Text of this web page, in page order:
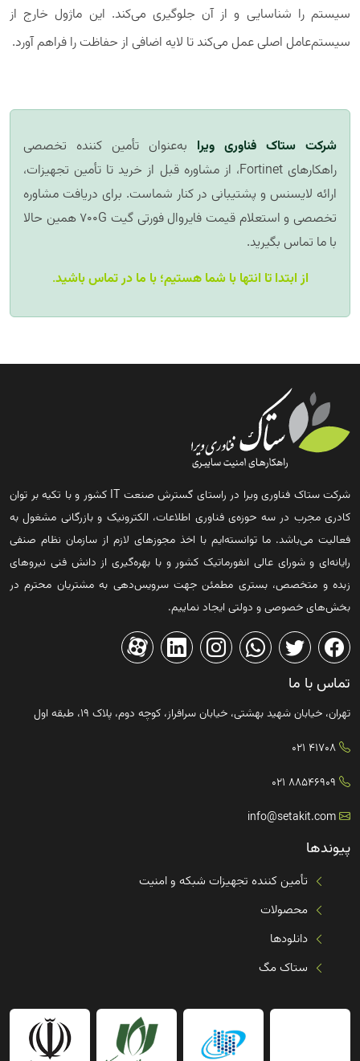
سیستم را شناسایی و از آن جلوگیری می‌کند. این ماژول خارج از
سیستم‌عامل اصلی عمل می‌کند تا لایه اضافی از حفاظت را فراهم آورد.
شرکت ستاک فناوری ویرا به‌عنوان تأمین کننده تخصصی
راهکارهای Fortinet، از مشاوره قبل از خرید تا تأمین تجهیزات،
ارائه لایسنس و پشتیبانی در کنار شماست. برای دریافت مشاوره
تخصصی و استعلام قیمت فایروال فورتی گیت 700G همین حالا
با ما تماس بگیرید.
از ابتدا تا انتها با شما هستیم؛ با ما در تماس باشید.
شرکت ستاک فناوری ویرا در راستای گسترش صنعت IT کشور و با تکیه بر توان
کادری مجرب در سه حوزه‌ی فناوری اطلاعات، الکترونیک و بازرگانی مشغول به
فعالیت می‌باشد. ما توانسته‌ایم با اخذ مجوزهای لازم از سازمان نظام صنفی
رایانه‌ای و شورای عالی انفورماتیک کشور و با بهره‌گیری از دانش فنی نیروهای
زبده و متخصص، بستری مطمئن جهت سرویس‌دهی به مشتریان محترم در
بخش‌های خصوصی و دولتی ایجاد نماییم.
تماس با ما
تهران، خیابان شهید بهشتی، خیابان سرافراز، کوچه دوم، پلاک ۱۹، طبقه اول
41708 021
88546909 021
info@setakit.com
پیوندها
تأمین کننده تجهیزات شبکه و امنیت
محصولات
دانلودها
ستاک مگ